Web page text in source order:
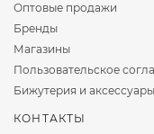
Оптовые продажи
Бренды
Магазины
Пользовательское
Бижутерия и аксессуары
КОНТАКТЫ